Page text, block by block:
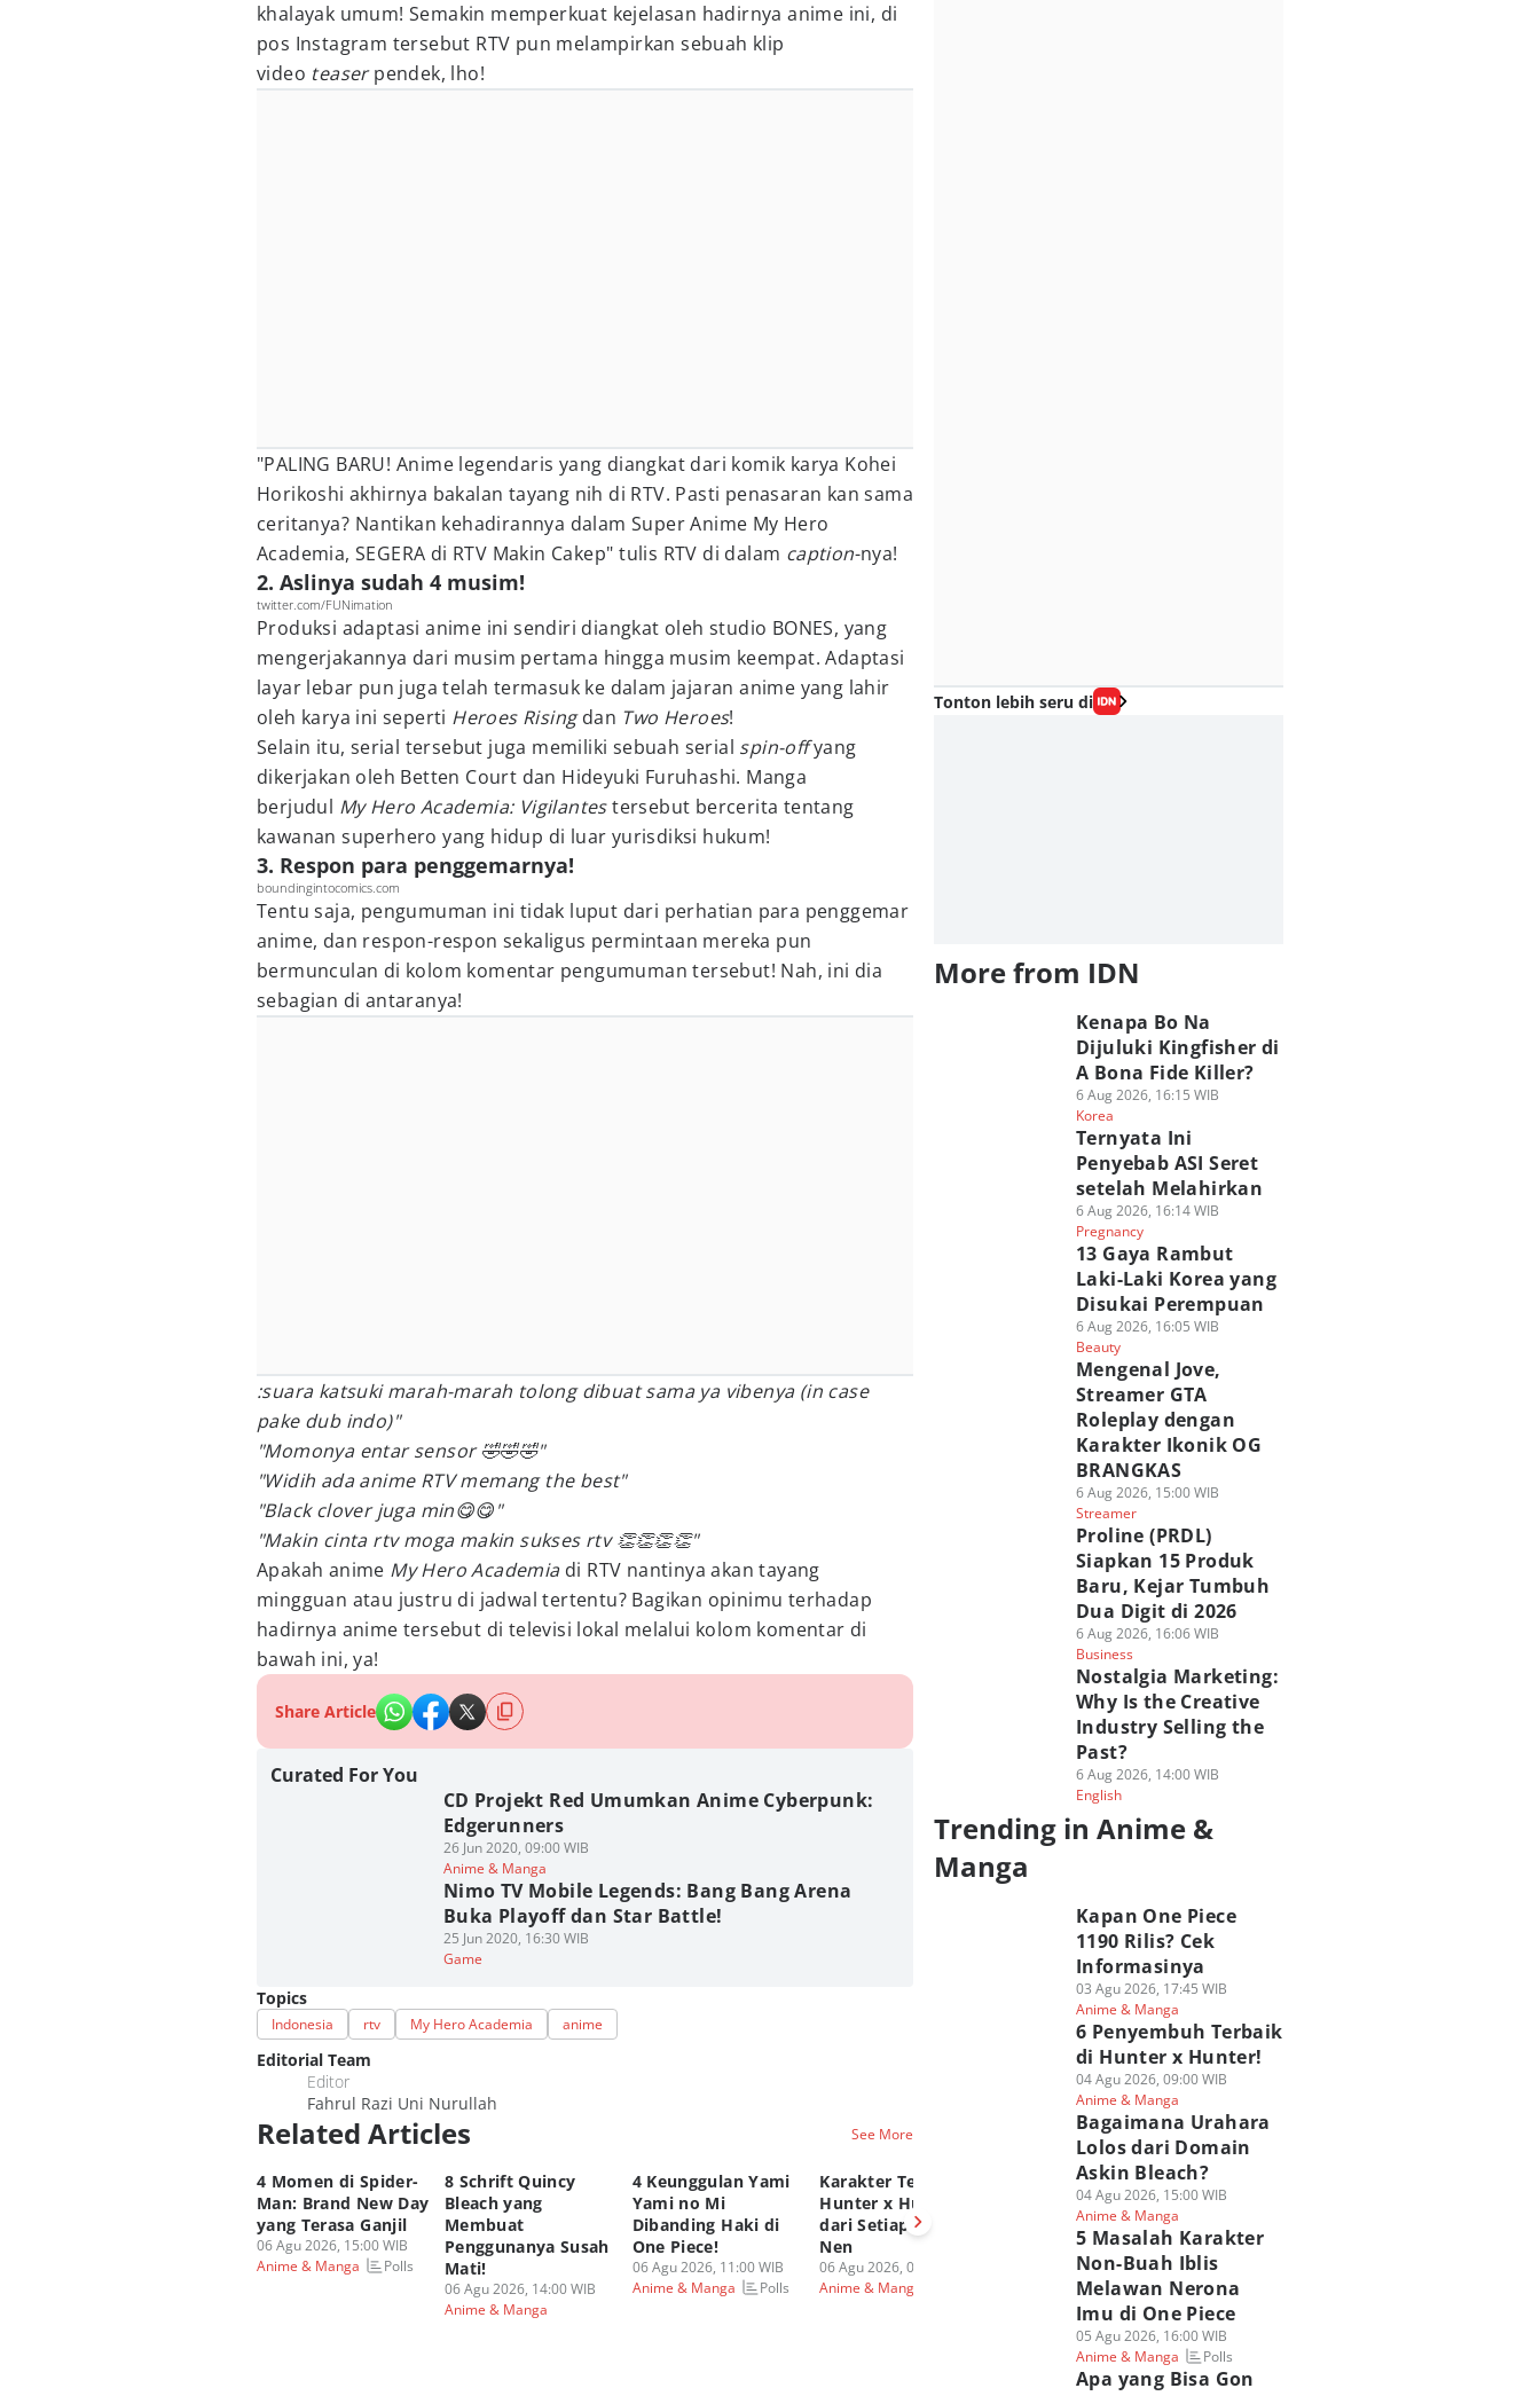
khalayak umum! Semakin memperkuat kejelasan hadirnya anime ini, di
pos Instagram tersebut RTV pun melampirkan sebuah klip
video teaserpendek, lho!
"PALING BARU!⁣ Anime legendaris yang diangkat dari komik karya Kohei
Horikoshi akhirnya bakalan tayang nih di RTV. Pasti penasaran kan sama
ceritanya?⁣ Nantikan kehadirannya dalam Super Anime My Hero
Academia, SEGERA di RTV Makin Cakep⁣" tulis RTV di dalam caption-nya!
2. Aslinya sudah 4 musim!
twitter.com/FUNimation
Produksi adaptasi anime ini sendiri diangkat oleh studio BONES, yang
mengerjakannya dari musim pertama hingga musim keempat. Adaptasi
layar lebar pun juga telah termasuk ke dalam jajaran anime yang lahir
oleh karya ini seperti Heroes Risingdan Two Heroes!
Selain itu, serial tersebut juga memiliki sebuah serial spin-offyang
dikerjakan oleh Betten Court dan Hideyuki Furuhashi. Manga
berjudul My Hero Academia: Vigilantestersebut bercerita tentang
kawanan superhero yang hidup di luar yurisdiksi hukum!
3. Respon para penggemarnya!
boundingintocomics.com
Tentu saja, pengumuman ini tidak luput dari perhatian para penggemar
anime, dan respon-respon sekaligus permintaan mereka pun
bermunculan di kolom komentar pengumuman tersebut! Nah, ini dia
sebagian di antaranya!
:suara katsuki marah-marah tolong dibuat sama ya vibenya (in case
pake dub indo)"
"Momonya entar sensor 🤣🤣🤣"
"Widih ada anime RTV memang the best"
"Black clover juga min😋😋"
"Makin cinta rtv moga makin sukses rtv 👏👏👏👏"
Apakah anime My Hero Academia di RTV nantinya akan tayang
mingguan atau justru di jadwal tertentu? Bagikan opinimu terhadap
hadirnya anime tersebut di televisi lokal melalui kolom komentar di
bawah ini, ya!
Share Article
Curated For You
CD Projekt Red Umumkan Anime Cyberpunk:
Edgerunners
26 Jun 2020, 09:00 WIB
Anime & Manga
Nimo TV Mobile Legends: Bang Bang Arena
Buka Playoff dan Star Battle!
25 Jun 2020, 16:30 WIB
Game
Topics
Indonesia rtv My Hero Academia anime
Editorial Team
Editor
Fahrul Razi Uni Nurullah
Related Articles See More
4 Momen di Spider-
Man: Brand New Day
yang Terasa Ganjil
06 Agu 2026, 15:00 WIB
Anime & Manga
Polls
8 Schrift Quincy
Bleach yang
Membuat
Penggunanya Susah
Mati!
06 Agu 2026, 14:00 WIB
Anime & Manga
4 Keunggulan Yami
Yami no Mi
Dibanding Haki di
One Piece!
06 Agu 2026, 11:00 WIB
Anime & Manga
Polls
Karakter Terkuat
Hunter x Hunter
dari Setiap Kategori
Nen
06 Agu 2026, 09:00 WIB
Anime & Manga
5 Teknik The
Deathdealing Askin
Bleach, Sangat
Beracun!
05 Agu 2026, 21:00 WIB
Anime & Manga
6 Tokoh Bleach yang
Dilawan Askin
Bleach, Ada Ichigo?
05 Agu 2026, 18:00 WIB
Anime & Manga
Tonton lebih seru di
More from IDN
Kenapa Bo Na
Dijuluki Kingfisher di
A Bona Fide Killer?
6 Aug 2026, 16:15 WIB
Korea
Ternyata Ini
Penyebab ASI Seret
setelah Melahirkan
6 Aug 2026, 16:14 WIB
Pregnancy
13 Gaya Rambut
Laki-Laki Korea yang
Disukai Perempuan
6 Aug 2026, 16:05 WIB
Beauty
Mengenal Jove,
Streamer GTA
Roleplay dengan
Karakter Ikonik OG
BRANGKAS
6 Aug 2026, 15:00 WIB
Streamer
Proline (PRDL)
Siapkan 15 Produk
Baru, Kejar Tumbuh
Dua Digit di 2026
6 Aug 2026, 16:06 WIB
Business
Nostalgia Marketing:
Why Is the Creative
Industry Selling the
Past?
6 Aug 2026, 14:00 WIB
English
Trending in Anime &
Manga
Kapan One Piece
1190 Rilis? Cek
Informasinya
03 Agu 2026, 17:45 WIB
Anime & Manga
6 Penyembuh Terbaik
di Hunter x Hunter!
04 Agu 2026, 09:00 WIB
Anime & Manga
Bagaimana Urahara
Lolos dari Domain
Askin Bleach?
04 Agu 2026, 15:00 WIB
Anime & Manga
5 Masalah Karakter
Non-Buah Iblis
Melawan Nerona
Imu di One Piece
05 Agu 2026, 16:00 WIB
Anime & Manga
Polls
Apa yang Bisa Gon